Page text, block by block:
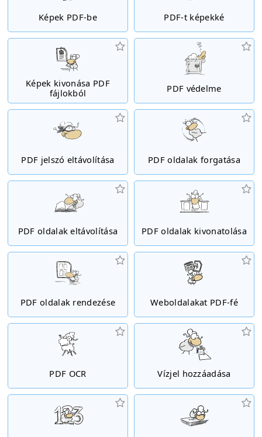
Képek PDF-be PDF-t képekké
Képek kivonása PDF
fájlokból
PDF védelme
PDF jelszó eltávolítása PDF oldalak forgatása
PDF oldalak eltávolítása PDF oldalak kivonatolása
PDF oldalak rendezése Weboldalakat PDF-fé
PDF OCR Vízjel hozzáadása